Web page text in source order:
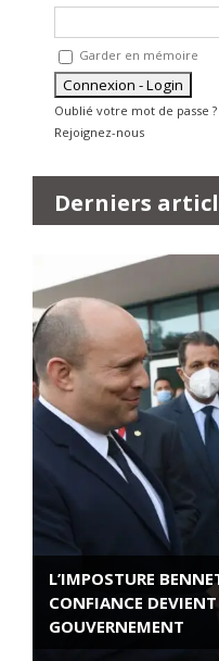
Garder en mémoire
Oublié votre mot de passe ?
Rejoignez-nous
Derniers
L’IMPOSTURE
CONFIANCE
GOUVERNEMENT